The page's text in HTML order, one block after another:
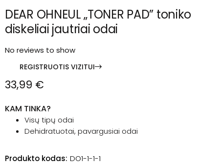
DEAR OHNEUL „TONER PAD” toniko
diskeliai jautriai odai
No reviews to show
REGISTRUOTIS VIZITUI
33,99 €
KAM TINKA?
Visų tipų odai
Dehidratuotai, pavargusiai odai
Produkto kodas: DO1-1-1-1